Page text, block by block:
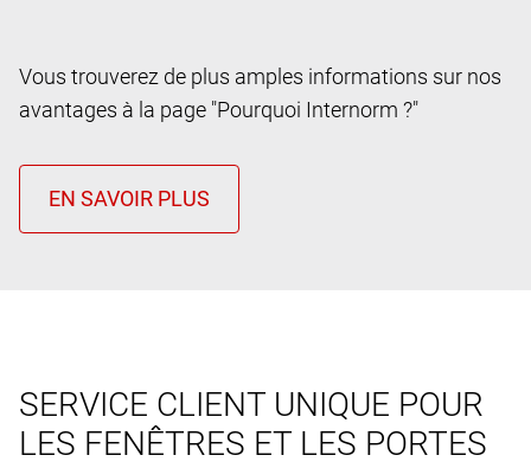
Vous trouverez de plus amples informations sur nos
avantages à la page "Pourquoi Internorm ?"
SERVICE CLIENT UNIQUE POUR
LES FENÊTRES ET LES PORTES